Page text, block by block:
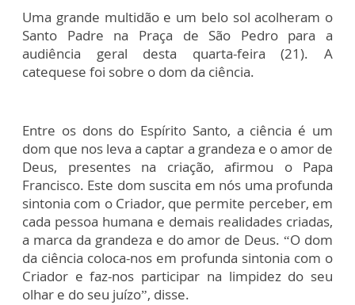
Uma grande multidão e um belo sol acolheram o
Santo Padre na Praça de São Pedro para a
audiência geral desta quarta-feira (21). A
catequese foi sobre o dom da ciência.
Entre os dons do Espírito Santo, a ciência é um
dom que nos leva a captar a grandeza e o amor de
Deus, presentes na criação, afirmou o Papa
Francisco. Este dom suscita em nós uma profunda
sintonia com o Criador, que permite perceber, em
cada pessoa humana e demais realidades criadas,
a marca da grandeza e do amor de Deus. “O dom
da ciência coloca-nos em profunda sintonia com o
Criador e faz-nos participar na limpidez do seu
olhar e do seu juízo”, disse.